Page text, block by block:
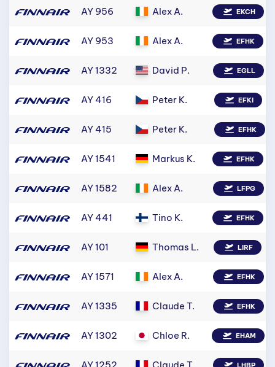
AY 956 Alex A. EKCH
AY 953 Alex A. EFHK
AY 1332 David P. EGLL
AY 416 Peter K. EFKI
AY 415 Peter K. EFHK
AY 1541 Markus K. EFHK
AY 1582 Alex A. LFPG
AY 441 Tino K. EFHK
AY 101 Thomas L. LIRF
AY 1571 Alex A. EFHK
AY 1335 Claude T. EFHK
AY 1302 Chloe R. EHAM
LHBP